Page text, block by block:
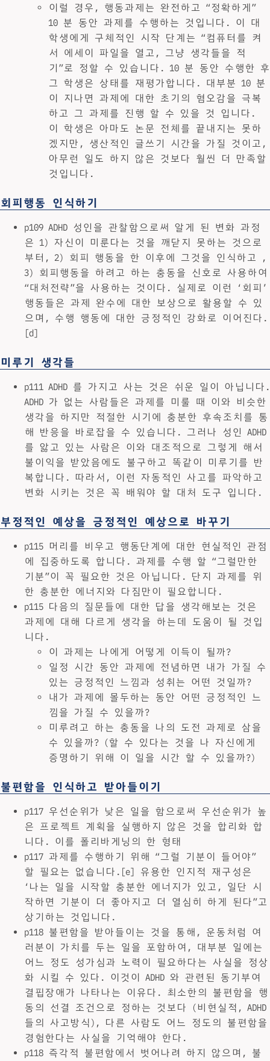
이럴 경우, 행동과제는 완전하고 “정확하게”
10 분 동안 과제를 수행하는 것입니다. 이 대
학생에게 구체적인 시작 단계는 “컴퓨터를 켜
서 에세이 파일을 열고, 그냥 생각들을 적
기”로 정할 수 있습니다. 10 분 동안 수행한 후
그 학생은 상태를 재평가합니다. 대부분 10 분
이 지나면 과제에 대한 초기의 혐오감을 극복
하고 그 과제를 진행 할 수 있을 것 입니다.
이 학생은 아마도 논문 전체를 끝내지는 못하
겠지만, 생산적인 글쓰기 시간을 가질 것이고,
아무런 일도 하지 않은 것보다 훨씬 더 만족할
것입니다.
회피행동 인식하기
p109 ADHD 성인을 관찰함으로써 알게 된 변화 과정
은 1) 자신이 미룬다는 것을 깨닫지 못하는 것으로
부터, 2) 회피 행동을 한 이후에 그것을 인식하고 ,
3) 회피행동을 하려고 하는 충동을 신호로 사용하여
“대처전략”을 사용하는 것이다. 실제로 이런 ‘회피’
행동들은 과제 완수에 대한 보상으로 활용할 수 있
으며, 수행 행동에 대한 긍정적인 강화로 이어진다.
[d]
미루기 생각들
p111 ADHD 를 가지고 사는 것은 쉬운 일이 아닙니다.
ADHD 가 없는 사람들은 과제를 미룰 때 이와 비슷한
생각을 하지만 적절한 시기에 충분한 후속조치를 통
해 반응을 바로잡을 수 있습니다. 그러나 성인 ADHD
를 앓고 있는 사람은 이와 대조적으로 그렇게 해서
불이익을 받았음에도 불구하고 똑같이 미루기를 반
복합니다. 따라서, 이런 자동적인 사고를 파악하고
변화 시키는 것은 꼭 배워야 할 대처 도구 입니다.
부정적인 예상을 긍정적인 예상으로 바꾸기
p115 머리를 비우고 행동단계에 대한 현실적인 관점
에 집중하도록 합니다. 과제를 수행 할 “그럴만한
기분”이 꼭 필요한 것은 아닙니다. 단지 과제를 위
한 충분한 에너지와 다짐만이 필요합니다.
p115 다음의 질문들에 대한 답을 생각해보는 것은
과제에 대해 다르게 생각을 하는데 도움이 될 것입
니다.
이 과제는 나에게 어떻게 이득이 될까?
일정 시간 동안 과제에 전념하면 내가 가질 수
있는 긍정적인 느낌과 성취는 어떤 것일까?
내가 과제에 몰두하는 동안 어떤 긍정적인 느
낌을 가질 수 있을까?
미루려고 하는 충동을 나의 도전 과제로 삼을
수 있을까? (할 수 있다는 것을 나 자신에게
증명하기 위해 이 일을 시간 할 수 있을까?)
불편함을 인식하고 받아들이기
p117 우선순위가 낮은 일을 함으로써 우선순위가 높
은 프로젝트 계획을 실행하지 않은 것을 합리화 합
니다. 이를 폴리바게닝의 한 형태
p117 과제를 수행하기 위해 “그럴 기분이 들어야”
할 필요는 없습니다.[e] 유용한 인지적 재구성은
‘나는 일을 시작할 충분한 에너지가 있고, 일단 시
작하면 기분이 더 좋아지고 더 열심히 하게 된다”고
상기하는 것입니다.
p118 불편함을 받아들이는 것을 통해, 운동처럼 여
러분이 가치를 두는 일을 포함하여, 대부분 일에는
어느 정도 성가심과 노력이 필요하다는 사실을 정상
화 시킬 수 있다. 이것이 ADHD 와 관련된 동기부여
결핍장애가 나타나는 이유다. 최소한의 불편함을 행
동의 선결 조건으로 정하는 것보다 (비현실적, ADHD
들의 사고방식), 다른 사람도 어느 정도의 불편함을
경험한다는 사실을 기억해야 한다.
p118 즉각적 불편함에서 벗어나려 하지 않으며, 불